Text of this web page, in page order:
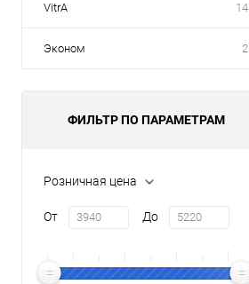
VitrA 14
Эконом 2
ФИЛЬТР ПО ПАРАМЕТРАМ
Розничная цена
От До